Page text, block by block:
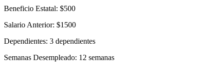
Beneficio Estatal: $500
Salario Anterior: $1500
Dependientes: 3 dependientes
Semanas Desempleado: 12 semanas